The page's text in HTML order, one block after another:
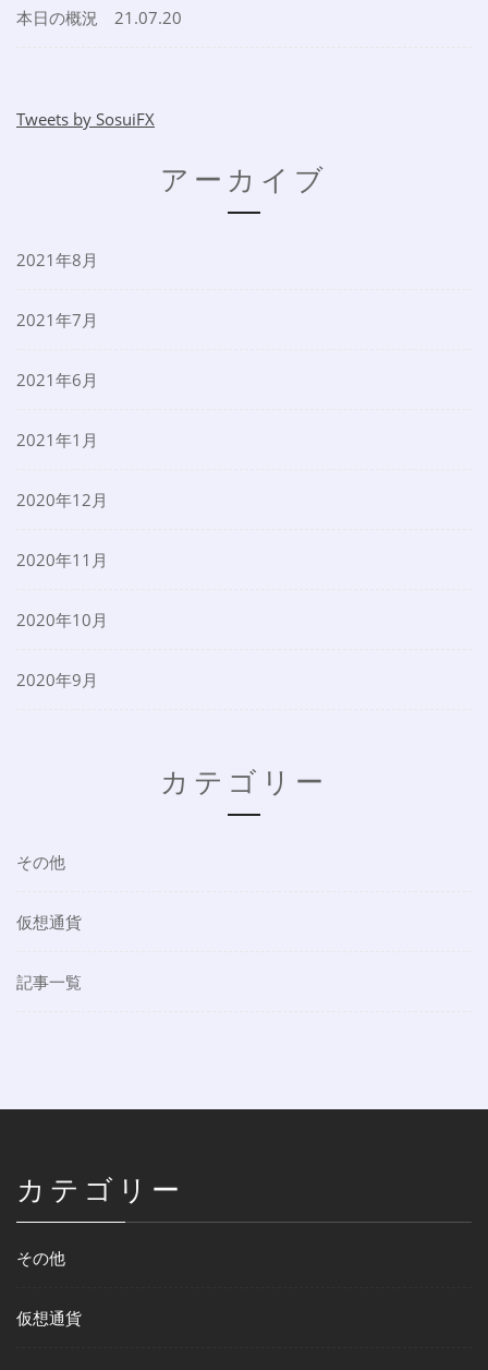
本日の概況 21.07.20
Tweets by SosuiFX
アーカイブ
2021年8月
2021年7月
2021年6月
2021年1月
2020年12月
2020年11月
2020年10月
2020年9月
カテゴリー
その他
仮想通貨
記事一覧
カテゴリー
その他
仮想通貨